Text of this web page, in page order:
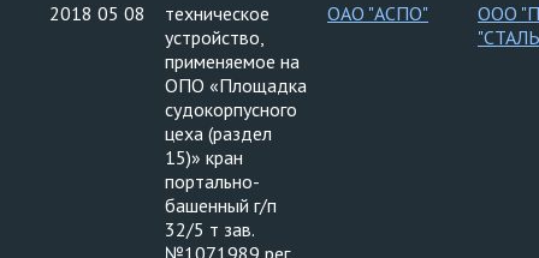
2018 05 08
техническое
устройство,
применяемое на
ОПО «Площадка
судокорпусного
цеха (раздел
15)» кран
портально-
башенный г/п
32/5 т зав.
№1071989 рег.
ОАО "АСПО"
ООО